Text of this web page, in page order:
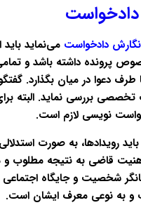
نگارش دادخواست می‌نماید باید
پرونده داشته باشد و
طرف دعوا در میان بگذارد.
بررسی نماید. البته
نویسی لازم است.
رویدادها، به صورت
قاضی به نتیجه مطلوب و
شخصیت و جایگاه
و به نوعی معرف ایشان است.